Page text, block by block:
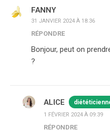
FANNY
31 JANVIER 2024 À 18:36
RÉPONDRE
Bonjour, peut on
?
ALICE
1 FÉVRIER 2024 À 09:39
RÉPONDRE